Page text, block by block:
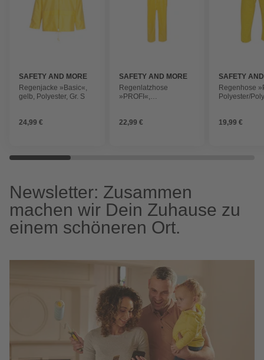
SAFETY AND MORE
Regenjacke »Basic«,
gelb, Polyester, Gr. S
24,99 €
SAFETY AND MORE
Regenlatzhose
»PROFI«,
22,99 €
SAFETY
Regenhose
Polyester/
19,99 €
Newsletter: Zusammen
machen wir Dein Zuhause zu
einem schöneren Ort.